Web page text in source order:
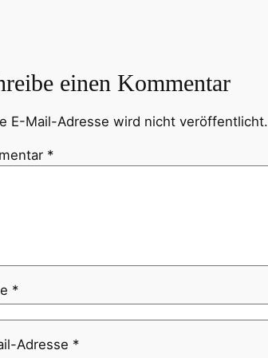
einen Kommentar
E-Mail-Adresse wird nicht veröffentlicht.
*
*
Adresse *